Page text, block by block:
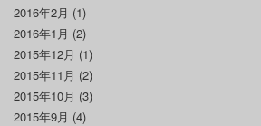
2016年2月 (1)
2016年1月 (2)
2015年12月 (1)
2015年11月 (2)
2015年10月 (3)
2015年9月 (4)